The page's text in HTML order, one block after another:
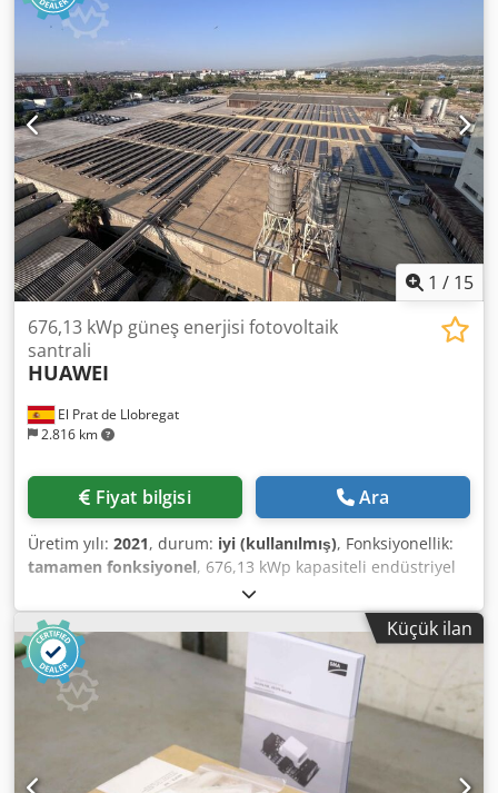
gerilim: 1.000 V MPP gerilim aralığı: 390–800 V Maks. DC
giriş akımı: 33 A / 33 A Maks. PV kısa devre akımı: 43 A / 43
A AC nominal gerilim: 380 / 400 / 415 V (3~N) Şebeke
frekansı: 50 / 60 Hz Maks. AC çıkış akımı: 36,2 A Koruma
türü: IP65 Koruma sınıfı: I Aşırı gerilim kategorisi: III Ağırlık:
maks. 61 kg
1 / 15
El Prat de Llobregat
2.816 km
676,13 kWp güneş enerjisi fotovoltaik
santrali
HUAWEI
Fiyat bilgisi Ara
Üretim yılı: 2021, durum: iyi (kullanılmış), Fonksiyonellik:
tamamen fonksiyonel, 676,13 kWp kapasiteli endüstriyel
fotovoltaik güneş enerjisi santrali (2021) Tesis, 676,13
kWp'lik orijinal tepe gücü ile 2021'de kurulmuştur. Çatıya
delik açılmadan, yaklaşık 10° eğimle yerleştirilmiş, ağırlıklı
alüminyum yapılar üzerine monte edilmiş monokristal
PERC fotovoltaik modüllerden oluşmaktadır. Enerji
dönüşümü, 5 adet Huawei SUN2000-100KTL-M1 üç fazlı
invertör aracılığıyla gerçekleştirilir; toplam nominal gücü
yaklaşık 500 kW AC ve çıkış gerilimi 400 V üç fazdır.
İnvertörler, MPPT izleyicileri, dizi izleme, PLC/Modbus
Küçük ilan